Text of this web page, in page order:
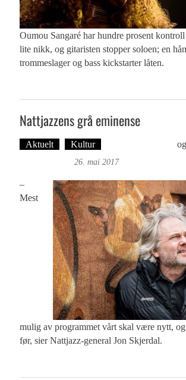
Oumou Sangaré har hundre prosent
lite nikk, og gitaristen stopper soloen; en
trommeslager og bass kickstarter låten.
Nattjazzens grå eminense
Aktuelt Kultur og
26. mai 2017
–
Mest
mulig av programmet vårt skal være nytt,
før, sier Nattjazz-general Jon Skjerdal.